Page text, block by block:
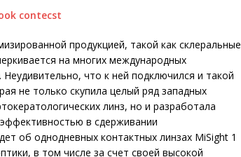
продукцией, такой как склеральные
на многих международных
что к ней подключился и такой
не только скупила целый ряд западных
линз, но и разработала
в сдерживании
об однодневных контактных линзах MiSight 1
в том числе за счет своей высокой